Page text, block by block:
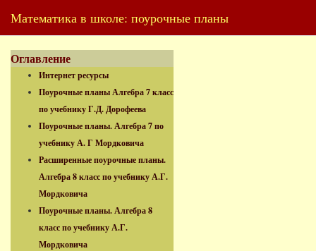
Математика в школе: поурочные планы
Оглавление
Интернет ресурсы
Поурочные планы Алгебра 7 класс
по учебнику Г.Д. Дорофеева
Поурочные планы. Алгебра 7 по
учебнику А. Г Мордковича
Расширенные поурочные планы.
Алгебра 8 класс по учебнику А.Г.
Мордковича
Поурочные планы. Алгебра 8
класс по учебнику А.Г.
Мордковича